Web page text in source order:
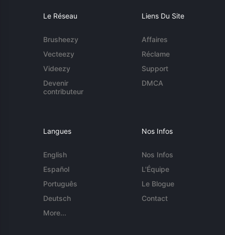
Le Réseau
Brusheezy
Vecteezy
Videezy
Devenir
contributeur
Liens Du Site
Affaires
Réclame
Support
DMCA
Langues
English
Español
Português
Deutsch
More...
Nos Infos
Nos Infos
L'Équipe
Le Blogue
Contact